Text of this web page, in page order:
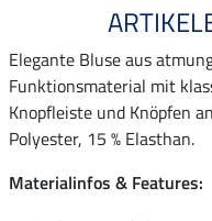
Elegante Bluse aus
Funktionsmaterial mit
Knopfleiste und Knöpfen
Polyester, 15 % Elasthan.
Materialinfos & Features: